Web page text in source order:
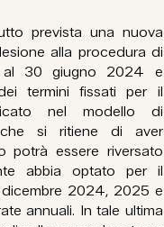
prevista una nuova
alla procedura di
al 30 giugno 2024 e
termini fissati per il
nel modello di
che si ritiene di aver
potrà essere riversato
abbia optato per il
dicembre 2024, 2025 e
annuali. In tale ultima